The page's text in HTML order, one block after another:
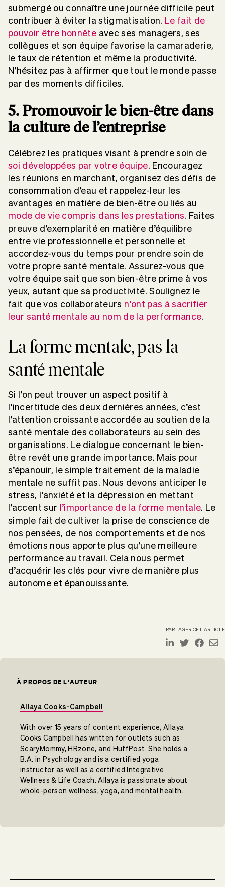
submergé ou connaître une journée difficile peut
contribuer à éviter la stigmatisation. Le fait de
pouvoir être honnête avec ses managers, ses
collègues et son équipe favorise la camaraderie,
le taux de rétention et même la productivité.
N’hésitez pas à affirmer que tout le monde passe
par des moments difficiles.
5. Promouvoir le bien-être dans
la culture de l’entreprise
Célébrez les pratiques visant à prendre soin de
soi développées par votre équipe. Encouragez
les réunions en marchant, organisez des défis de
consommation d’eau et rappelez-leur les
avantages en matière de bien-être ou liés au
mode de vie compris dans les prestations. Faites
preuve d’exemplarité en matière d’équilibre
entre vie professionnelle et personnelle et
accordez-vous du temps pour prendre soin de
votre propre santé mentale. Assurez-vous que
votre équipe sait que son bien-être prime à vos
yeux, autant que sa productivité. Soulignez le
fait que vos collaborateurs n’ont pas à sacrifier
leur santé mentale au nom de la performance.
La forme mentale, pas la
santé mentale
Si l’on peut trouver un aspect positif à
l’incertitude des deux dernières années, c’est
l’attention croissante accordée au soutien de la
santé mentale des collaborateurs au sein des
organisations. Le dialogue concernant le bien-
être revêt une grande importance. Mais pour
s’épanouir, le simple traitement de la maladie
mentale ne suffit pas. Nous devons anticiper le
stress, l’anxiété et la dépression en mettant
l’accent sur l’importance de la forme mentale. Le
simple fait de cultiver la prise de conscience de
nos pensées, de nos comportements et de nos
émotions nous apporte plus qu’une meilleure
performance au travail. Cela nous permet
d’acquérir les clés pour vivre de manière plus
autonome et épanouissante.
PARTAGER CET ARTICLE
À PROPOS DE L'AUTEUR
Allaya Cooks-Campbell
With over 15 years of content experience, Allaya
Cooks Campbell has written for outlets such as
ScaryMommy, HRzone, and HuffPost. She holds a
B.A. in Psychology and is a certified yoga
instructor as well as a certified Integrative
Wellness & Life Coach. Allaya is passionate about
whole-person wellness, yoga, and mental health.